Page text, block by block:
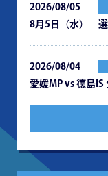
2026/08/05
8月5日（水） 選
2026/08/04
愛媛MP vs 徳島